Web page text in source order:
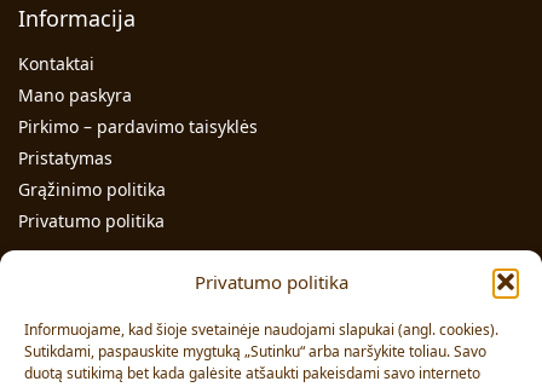
Privatumo politika
Informuojame, kad šioje svetainėje naudojami slapukai (angl. cookies).
Sutikdami, paspauskite mygtuką „Sutinku“ arba naršykite toliau. Savo
duotą sutikimą bet kada galėsite atšaukti pakeisdami savo interneto
Informacija
Kontaktai
Mano paskyra
Pirkimo – pardavimo taisyklės
Pristatymas
Grąžinimo politika
Privatumo politika
Individualios veiklos pažymos Nr.: 991331
Adresas: Volungės g. 23-18, LT-63176, Alytus
Pardavimai:+370 608 91 653